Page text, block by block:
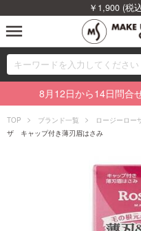
￥1,900 (税
menu
00 ブランドから探す
カテゴリから探す
ランキングから探す
8月12日から14日問合
TOP ブランド一覧 ロージーロー
ザ キャップ付き薄刃眉はさみ